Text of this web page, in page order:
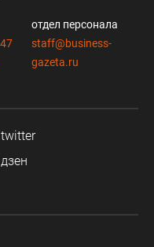
отдел персонала
staff@business-
gazeta.ru
twitter
дзен